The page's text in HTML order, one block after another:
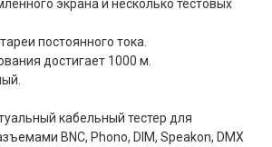
экрана и несколько тестовых
постоянного тока.
достигает 1000 м.
кабельный тестер для
BNC, Phono, DIM, Speakon, DMX